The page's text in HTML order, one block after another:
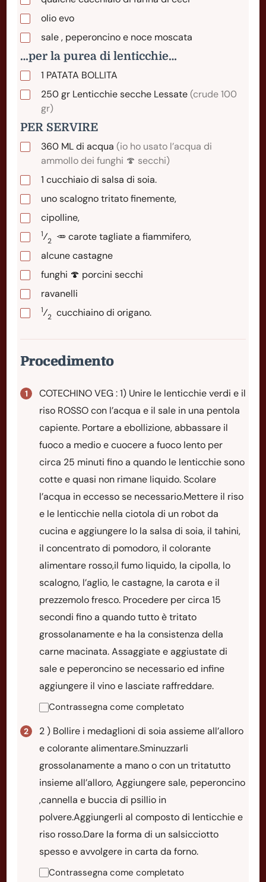
olio evo
sale , peperoncino e noce moscata
…per la purea di lenticchie…
1 PATATA BOLLITA
250gr Lenticchie secche Lessate(crude 100
gr)
PER SERVIRE
360 MLdi acqua (io ho usato l’acqua di
ammollo dei funghi 🍄 secchi)
1 cucchiaiodi salsa di soia.
uno scalogno tritato finemente,
cipolline,
1⁄2 🥕 carote tagliate a fiammifero,
alcune castagne
funghi 🍄 porcini secchi
ravanelli
1⁄2 cucchiainodi origano.
Procedimento
COTECHINO VEG : 1) Unire le lenticchie verdi e il
riso ROSSO con l’acqua e il sale in una pentola
capiente. Portare a ebollizione, abbassare il
fuoco a medio e cuocere a fuoco lento per
circa 25 minuti fino a quando le lenticchie sono
cotte e quasi non rimane liquido. Scolare
l’acqua in eccesso se necessario.Mettere il riso
e le lenticchie nella ciotola di un robot da
cucina e aggiungere lo la salsa di soia, il tahini,
il concentrato di pomodoro, il colorante
alimentare rosso,il fumo liquido, la cipolla, lo
scalogno, l’aglio, le castagne, la carota e il
prezzemolo fresco. Procedere per circa 15
secondi fino a quando tutto è tritato
grossolanamente e ha la consistenza della
carne macinata. Assaggiate e aggiustate di
sale e peperoncino se necessario ed infine
aggiungere il vino e lasciate raffreddare.
Contrassegna come completato
2 ) Bollire i medaglioni di soia assieme all’alloro
e colorante alimentare.Sminuzzarli
grossolanamente a mano o con un tritatutto
insieme all’alloro, Aggiungere sale, peperoncino
,cannella e buccia di psillio in
polvere.Aggiungerli al composto di lenticchie e
riso rosso.Dare la forma di un salsicciotto
spesso e avvolgere in carta da forno.
Contrassegna come completato